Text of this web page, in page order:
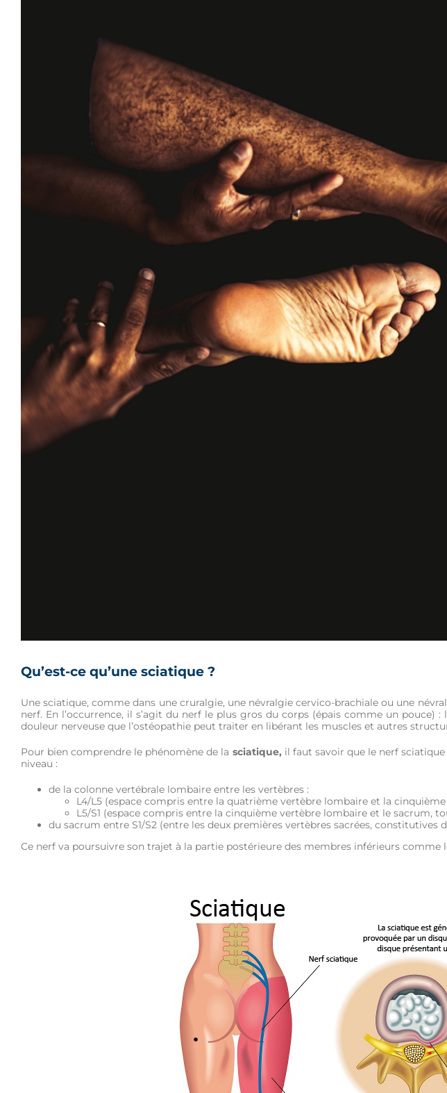
Qu’est-ce qu’une sciatique ?
Une sciatique, comme dans une cruralgie, une névralgie cervico-brachiale ou une
nerf. En l’occurrence, il s’agit du nerf le plus gros du corps (épais comme un pouce)
douleur nerveuse que l’ostéopathie peut traiter en libérant les muscles et autres
Pour bien comprendre le phénomène de la sciatique, il faut savoir que le nerf
niveau :
de la colonne vertébrale lombaire entre les vertèbres :
L4/L5 (espace compris entre la quatrième vertèbre lombaire et la
L5/S1 (espace compris entre la cinquième vertèbre lombaire et le sacrum,
du sacrum entre S1/S2 (entre les deux premières vertèbres sacrées, constitutives
Ce nerf va poursuivre son trajet à la partie postérieure des membres inférieurs comme